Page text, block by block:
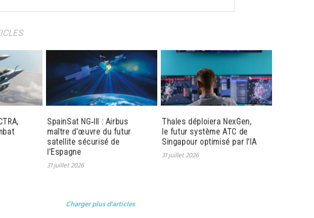
SpainSat NG‑III : Airbus
maître d’œuvre du futur
satellite sécurisé de
l’Espagne
31 juillet 2026
Thales déploiera NexGen,
le futur système ATC de
Singapour optimisé par l’IA
31 juillet 2026
Charger plus d'articles